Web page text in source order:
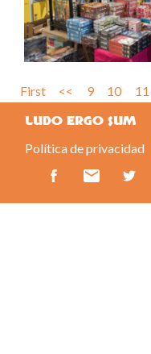
First << 9 10 11
LUDO ERGO SUM
Política de privacidad